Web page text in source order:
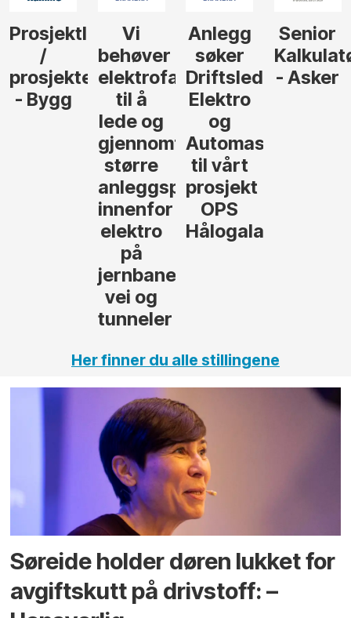
Prosjektleder
/
prosjekteringsleder
- Bygg
Vi
behøver
elektrofagfolk
til å
lede og
gjennomføre
større
anleggsprosjekter
innenfor
elektro
på
jernbane,
vei og
tunneler
Anlegg
søker
Driftsleder
Elektro
og
Automasjon
til vårt
prosjekt
OPS
Senior
- Asker
Her finner du alle stillingene
Søreide holder døren lukket for
avgiftskutt på drivstoff: –